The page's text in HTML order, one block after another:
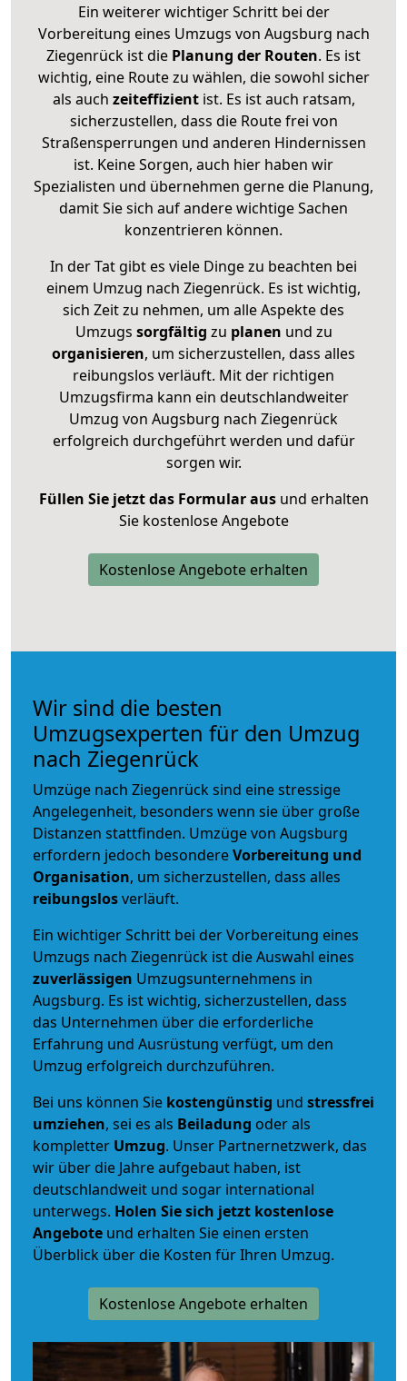
Ein weiterer wichtiger Schritt bei der
Vorbereitung eines Umzugs von Augsburg nach
Ziegenrück ist die Planung der Routen. Es ist
wichtig, eine Route zu wählen, die sowohl sicher
als auch zeiteffizientist. Es ist auch ratsam,
sicherzustellen, dass die Route frei von
Straßensperrungen und anderen Hindernissen
ist. Keine Sorgen, auch hier haben wir
Spezialisten und übernehmen gerne die Planung,
damit Sie sich auf andere wichtige Sachen
konzentrieren können.
In der Tat gibt es viele Dinge zu beachten bei
einem Umzug nach Ziegenrück. Es ist wichtig,
sich Zeit zu nehmen, um alle Aspekte des
Umzugs sorgfältig zu planen und zu
organisieren, um sicherzustellen, dass alles
reibungslos verläuft. Mit der richtigen
Umzugsfirma kann ein deutschlandweiter
Umzug von Augsburg nach Ziegenrück
erfolgreich durchgeführt werden und dafür
sorgen wir.
Füllen Sie jetzt das Formular ausund erhalten
Sie kostenlose Angebote
Kostenlose Angebote erhalten
Wir sind die besten
Umzugsexperten für den Umzug
nach Ziegenrück
Umzüge nach Ziegenrück sind eine stressige
Angelegenheit, besonders wenn sie über große
Distanzen stattfinden. Umzüge von Augsburg
erfordern jedoch besondereVorbereitung und
Organisation, um sicherzustellen, dass alles
reibungslosverläuft.
Ein wichtiger Schritt bei der Vorbereitung eines
Umzugs nach Ziegenrück ist die Auswahl eines
zuverlässigen Umzugsunternehmens in
Augsburg. Es ist wichtig, sicherzustellen, dass
das Unternehmen über die erforderliche
Erfahrung und Ausrüstung verfügt, um den
Umzug erfolgreich durchzuführen.
Bei uns können Sie kostengünstig und stressfrei
umziehen, sei es als Beiladung oder als
kompletter Umzug. Unser Partnernetzwerk, das
wir über die Jahre aufgebaut haben, ist
deutschlandweit und sogar international
unterwegs. Holen Sie sich jetzt kostenlose
Angebote und erhalten Sie einen ersten
Überblick über die Kosten für Ihren Umzug.
Kostenlose Angebote erhalten